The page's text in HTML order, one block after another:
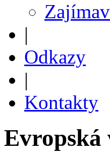
|
Odkazy
|
Kontakty
Evropská